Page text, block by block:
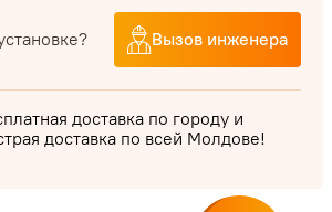
Вызов инженера
доставка по городу и
доставка по всей Молдове!